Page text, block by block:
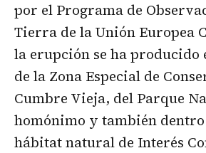
por el Programa de
Tierra de la Unión Europea
la erupción se ha
de la Zona Especial de
Cumbre Vieja, del Parque
homónimo y también
hábitat natural de Interés